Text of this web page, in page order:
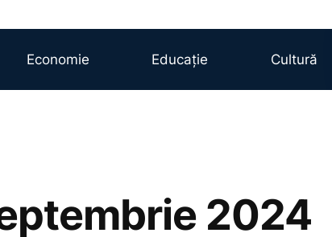
Economie Educație Cultură
2024